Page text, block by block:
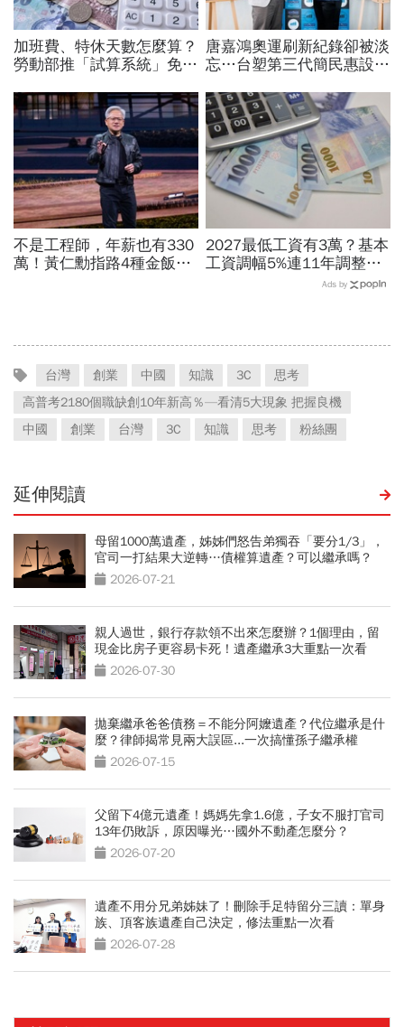
加班費、特休天數怎麼算？
勞動部推「試算系統」免代
資遣費都能查
唐嘉鴻奧運刷新紀錄卻被淡
忘…台塑第三代簡民惠設台
只有金牌才值得掌聲
不是工程師，年薪也有330
萬！黃仁勳指路4種金飯
2027最低工資有3萬？基本
工資調幅5%連11年調整？
勞方喊話新鮮人起薪、臨時
Ads by
台灣 創業 中國 知識 3C
思考
高普考2180個職缺創10年新高％—看清5大現象 把握良機
中國
創業 台灣 3C 知識 思考 粉絲團
延伸閱讀
母留1000萬遺產，姊姊們怒告弟獨吞「要分1/3」，
官司一打結果大逆轉…債權算遺產？可以繼承嗎？
2026-07-21
親人過世，銀行存款領不出來怎麼辦？1個理由，留
現金比房子更容易卡死！遺產繼承3大重點一次看
2026-07-30
拋棄繼承爸爸債務＝不能分阿嬤遺產？代位繼承是什
麼？律師揭常見兩大誤區...一次搞懂孫子繼承權
2026-07-15
父留下4億元遺產！媽媽先拿1.6億，子女不服打官司
13年仍敗訴，原因曝光…國外不動產怎麼分？
2026-07-20
遺產不用分兄弟姊妹了！刪除手足特留分三讀：單身
族、頂客族遺產自己決定，修法重點一次看
2026-07-28